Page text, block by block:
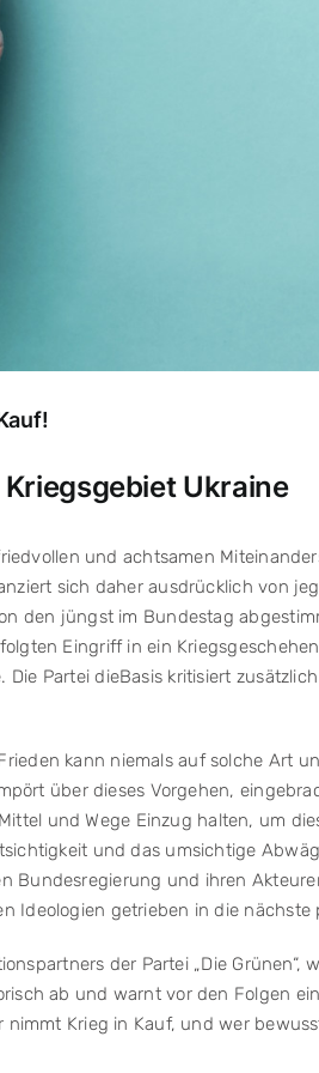
Ukraine
und achtsamen
sich daher ausdrücklich von
den jüngst im Bundestag
Eingriff in ein
Partei dieBasis kritisiert
kann niemals auf solche Art
über dieses Vorgehen,
und Wege Einzug halten, um
und das umsichtige
Bundesregierung und ihren
Ideologien getrieben in die nächste
der Partei „Die
ab und warnt vor den Folgen
Krieg in Kauf, und wer